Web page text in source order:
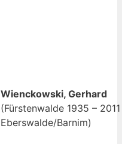
Wienckowski, Gerhard
(Fürstenwalde 1935 – 2011
Eberswalde/Barnim)